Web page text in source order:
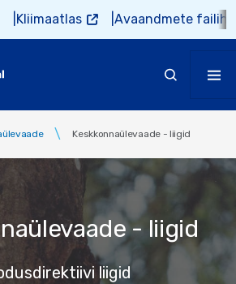
Kliimaatlas Avaandmete
Keskkonnaülevaade - liigid
- liigid
liigid